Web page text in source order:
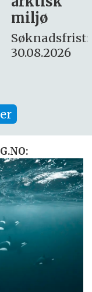
Søknadsfrist:
16. august.